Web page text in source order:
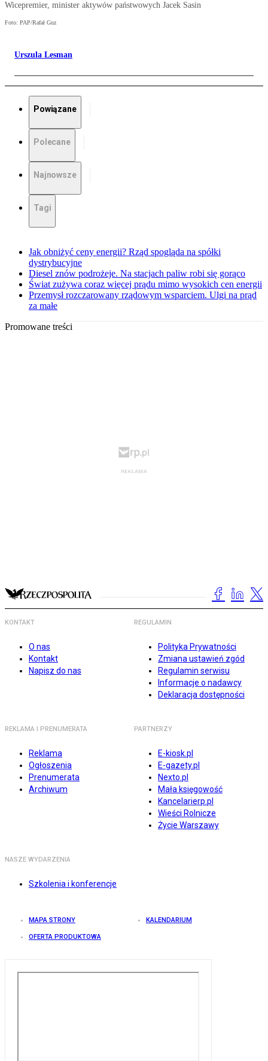
Wicepremier, minister aktywów państwowych Jacek Sasin
Foto: PAP/Rafał Guz
Urszula Lesman
Powiązane
Polecane
Najnowsze
Tagi
Jak obniżyć ceny energii? Rząd spogląda na spółki
dystrybucyjne
Diesel znów podrożeje. Na stacjach paliw robi się gorąco
Świat zużywa coraz więcej prądu mimo wysokich cen energii
Przemysł rozczarowany rządowym wsparciem. Ulgi na prąd
za małe
Promowane treści
KONTAKT
O nas
Kontakt
Napisz do nas
REGULAMIN
Polityka Prywatności
Zmiana ustawień zgód
Regulamin serwisu
Informacje o nadawcy
Deklaracja dostępności
REKLAMA I PRENUMERATA
Reklama
Ogłoszenia
Prenumerata
Archiwum
PARTNERZY
E-kiosk.pl
E-gazety.pl
Nexto.pl
Mała księgowość
Kancelarierp.pl
Wieści Rolnicze
Życie Warszawy
NASZE WYDARZENIA
Szkolenia i konferencje
MAPA STRONY KALENDARIUM
OFERTA PRODUKTOWA